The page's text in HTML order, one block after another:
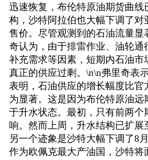
迅速恢复，布伦特原油期货曲线
构，沙特阿拉伯也大幅下调了对
售价。尽管观测到的石油流量显
奇认为，由于排雷作业、油轮通
补充需求等因素，短期内石油市
真正的供应过剩。\n\n弗里奇表
表明，石油供应的增长幅度比官
为显著。这是因为布伦特原油远
于升水状态。最初，只有前两个
响。然而上周，升水结构已扩展
另一个迹象是沙特大幅下调了8
作为欧佩克最大产油国，沙特将